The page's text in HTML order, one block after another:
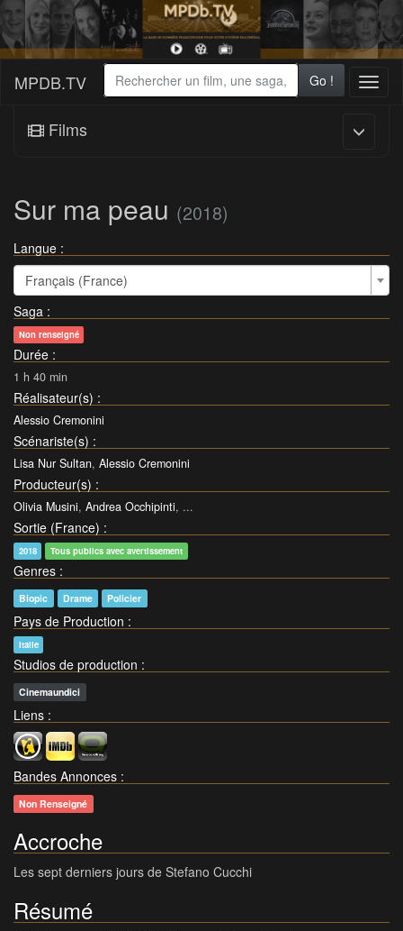
MPDB.TV Go !
Films
Sur ma peau (2018)
Langue :
Français (France)
Saga :
Non renseigné
Durée :
1 h 40 min
Réalisateur(s) :
Alessio Cremonini
Scénariste(s) :
Lisa Nur Sultan, Alessio Cremonini
Producteur(s) :
Olivia Musini, Andrea Occhipinti, ...
Sortie (France) :
2018 Tous publics avec avertissement
Genres :
Biopic Drame Policier
Pays de Production :
Italie
Studios de production :
Cinemaundici
Liens :
Bandes Annonces :
Non Renseigné
Accroche
Les sept derniers jours de Stefano Cucchi
Résumé